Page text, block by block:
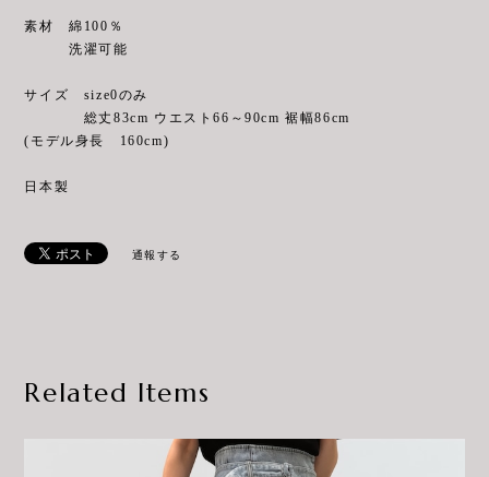
素材 綿100％
洗濯可能
サイズ size0のみ
総丈83cm ウエスト66～90cm 裾幅86cm
(モデル身長 160cm)
日本製
通報する
Related Items